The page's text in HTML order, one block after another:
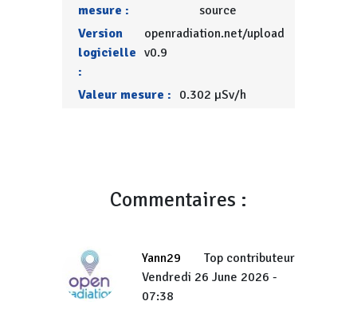
mesure :
source
Version
logicielle
:
openradiation.net/upload
v0.9
Valeur mesure : 0.302 µSv/h
Commentaires :
Yann29
Top contributeur
Vendredi 26 June 2026 -
07:38